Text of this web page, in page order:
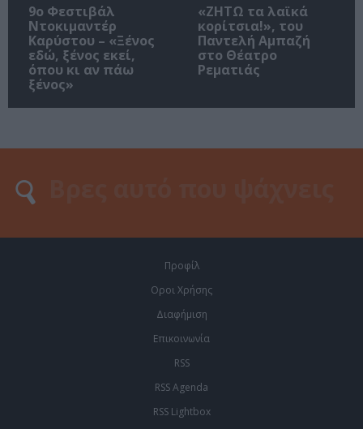
9ο Φεστιβάλ
Ντοκιμαντέρ
Καρύστου – «Ξένος
εδώ, ξένος εκεί,
όπου κι αν πάω
ξένος»
«ΖΗΤΩ τα λαϊκά
κορίτσια!», του
Παντελή Αμπαζή
στο Θέατρο
Ρεματιάς
Προφίλ
Οροι Χρήσης
Διαφήμιση
Επικοινωνία
RSS
RSS Agenda
RSS Lightbox